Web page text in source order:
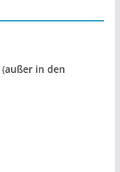
(außer in den